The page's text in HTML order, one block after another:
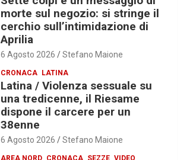
morte sul negozio: si stringe il
cerchio sull’intimidazione di
Aprilia
6 Agosto 2026 Stefano Maione
CRONACA LATINA
Latina / Violenza sessuale su
una tredicenne, il Riesame
dispone il carcere per un
38enne
6 Agosto 2026 Stefano Maione
AREA NORD CRONACA SEZZE VIDEO